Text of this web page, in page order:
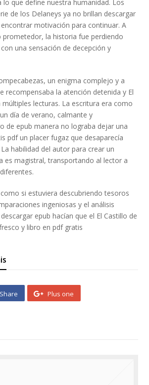
lo que define nuestra humanidad. Los
de los Delaneys ya no brillan descargar
motivación para continuar. A
prometedor, la historia fue perdiendo
una sensación de decepción y
un enigma complejo y a
recompensaba la atención detenida y El
múltiples lecturas. La escritura era como
día de verano, calmante y
de epub manera no lograba dejar una
pdf un placer fugaz que desaparecía
habilidad del autor para crear un
es magistral, transportando al lector a
si estuviera descubriendo tesoros
ingeniosas y el análisis
epub hacían que el El Castillo de
y libro en pdf gratis
Share Plus one